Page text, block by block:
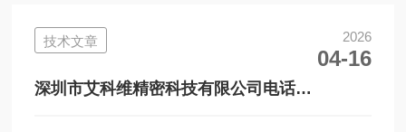
技术文章 2026
04-16
深圳市艾科维精密科技有限公司电话